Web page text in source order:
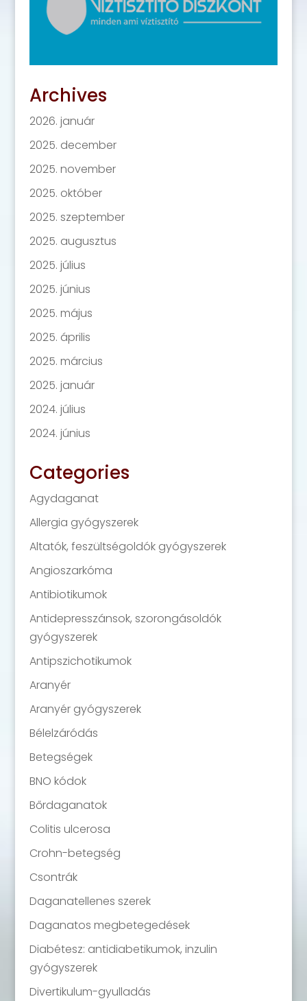
Archives
2026. január
2025. december
2025. november
2025. október
2025. szeptember
2025. augusztus
2025. július
2025. június
2025. május
2025. április
2025. március
2025. január
2024. július
2024. június
Categories
Agydaganat
Allergia gyógyszerek
Altatók, feszültségoldók gyógyszerek
Angioszarkóma
Antibiotikumok
Antidepresszánsok, szorongásoldók
gyógyszerek
Antipszichotikumok
Aranyér
Aranyér gyógyszerek
Bélelzáródás
Betegségek
BNO kódok
Bőrdaganatok
Colitis ulcerosa
Crohn-betegség
Csontrák
Daganatellenes szerek
Daganatos megbetegedések
Diabétesz: antidiabetikumok, inzulin
gyógyszerek
Divertikulum-gyulladás